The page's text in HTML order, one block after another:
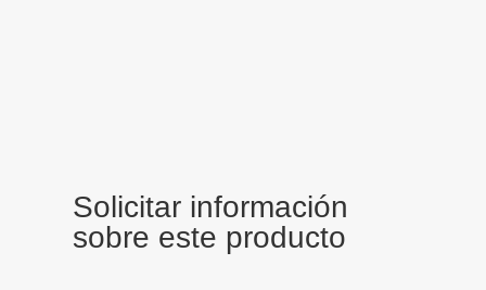
Solicitar información
sobre este producto